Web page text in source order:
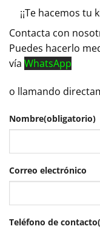
¡¡Te hacemos
Contacta con
Puedes hacerlo
vía WhatsApp
o llamando
Nombre(obligatorio)
Correo electrónico
Teléfono de contacto